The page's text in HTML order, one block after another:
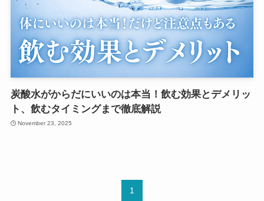
炭酸水がからだにいいのは本当！飲む効果とデメリッ
ト、飲むタイミングまで徹底解説
November 23, 2025
1